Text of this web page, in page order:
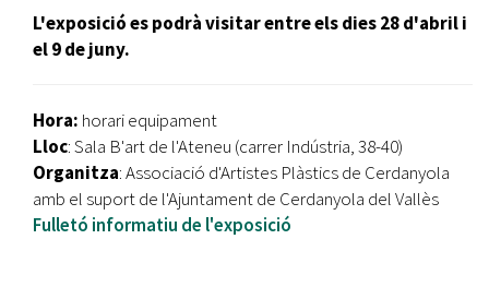
L'exposició es podrà visitar entre els dies 28 d'abril i
el 9 de juny.
Hora: horari equipament
Lloc: Sala B'art de l'Ateneu (carrer Indústria, 38-40)
Organitza: Associació d'Artistes Plàstics de Cerdanyola
amb el suport de l'Ajuntament de Cerdanyola del Vallès
Fulletó informatiu de l'exposició